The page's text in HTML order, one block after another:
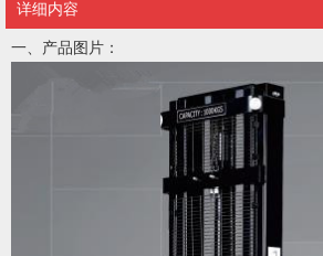
详细内容
一、产品图片：